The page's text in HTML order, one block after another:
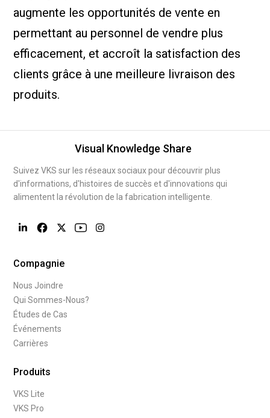
augmente les opportunités de vente en
permettant au personnel de vendre plus
efficacement, et accroît la satisfaction des
clients grâce à une meilleure livraison des
produits.
Visual Knowledge Share
Suivez VKS sur les réseaux sociaux pour découvrir plus
d'informations, d'histoires de succès et d'innovations qui
alimentent la révolution de la fabrication intelligente.
Compagnie
Nous Joindre
Qui Sommes-Nous?
Études de Cas
Événements
Carrières
Produits
VKS Lite
VKS Pro